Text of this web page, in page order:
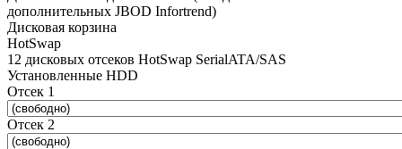
дополнительных JBOD Infortrend)
Дисковая корзина
HotSwap
12 дисковых отсеков HotSwap SerialATA/SAS
Установленные HDD
Отсек 1
Отсек 2